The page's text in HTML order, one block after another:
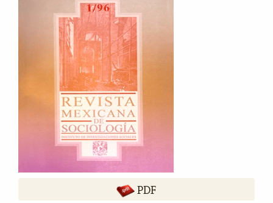
a
lateral
artículo
PDF